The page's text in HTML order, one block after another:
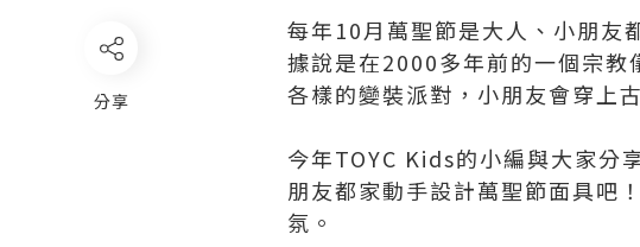
分享
每年10月萬聖節是大人、小朋
據說是在2000多年前的一個宗教
各樣的變裝派對，小朋友會穿上
今年TOYC Kids的小編與大家分
朋友都家動手設計萬聖節面具吧
氛。